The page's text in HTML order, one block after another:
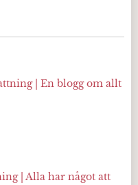
| En blogg om allt
| Alla har något att